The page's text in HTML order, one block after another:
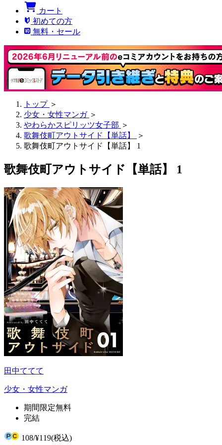
カート
初めての方
無料・セール
トップ ＞
少女・女性マンガ ＞
やわらかスピリッツ女子部 ＞
歌舞伎町アウトサイド【単話】
＞
歌舞伎町アウトサイド【単話】 1
歌舞伎町アウトサイド【単話】 1
田中ててて
少女・女性マンガ
期間限定無料
完結
108/¥119(税込)